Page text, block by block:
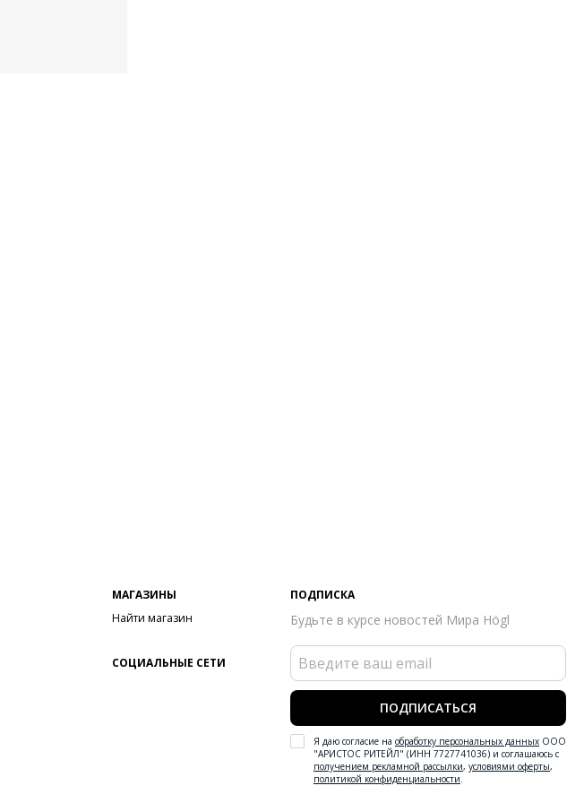
МАГАЗИНЫ
Найти магазин
СОЦИАЛЬНЫЕ СЕТИ
ПОДПИСКА
Будьте в курсе новостей Мира Högl
ПОДПИСАТЬСЯ
Я даю согласие на обработку персональных данныхООО
"АРИСТОС РИТЕЙЛ" (ИНН 7727741036) и соглашаюсь с
получением рекламной рассылки, условиями оферты,
политикой конфиденциальности.